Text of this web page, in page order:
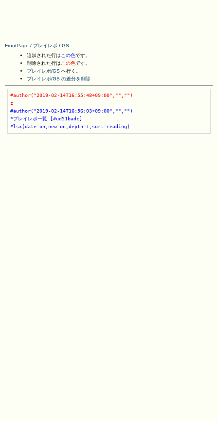
FrontPage / プレイレポ / GS
追加された行は この色です。
削除された行は この色です。
プレイレポ/GS へ行く。
プレイレポ/GS の差分を削除
#author("2019-02-14T16:55:48+09:00","","")
z
#author("2019-02-14T16:56:03+09:00","","")
*プレイレポ一覧 [#ud51badc]
#lsx(date=on,new=on,depth=1,sort=reading)